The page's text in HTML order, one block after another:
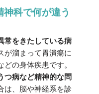
科で何が違う
常をきたしている病
が溜まって胃潰瘍に
の身体疾患です。
つ病など精神的な問
は、脳や神経系を診